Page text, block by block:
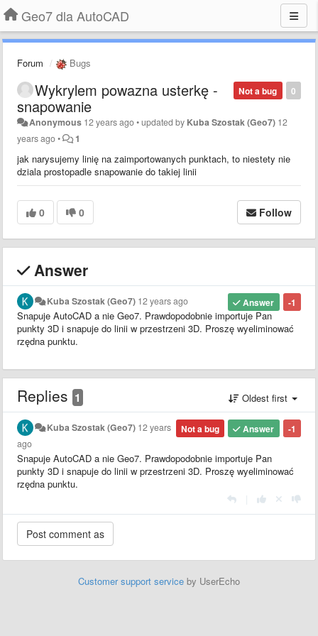
Geo7 dla AutoCAD
Forum Bugs
0
Not a bug
Wykrylem powazna usterkę -
snapowanie
Anonymous 12 years ago•updated by Kuba Szostak (Geo7) 12
years ago• 1
jak narysujemy linię na zaimportowanych punktach, to niestety nie
dziala prostopadle snapowanie do takiej linii
0 0 Follow
Answer
-1
Answer
Kuba Szostak (Geo7) 12 years ago
Snapuje AutoCAD a nie Geo7. Prawdopodobnie importuje Pan
punkty 3D i snapuje do linii w przestrzeni 3D. Proszę wyeliminować
rzędna punktu.
Replies 1 Oldest first
-1
Answer
Not a bug
Kuba Szostak (Geo7) 12 years
ago
Snapuje AutoCAD a nie Geo7. Prawdopodobnie importuje Pan
punkty 3D i snapuje do linii w przestrzeni 3D. Proszę wyeliminować
rzędna punktu.
Customer support service by UserEcho